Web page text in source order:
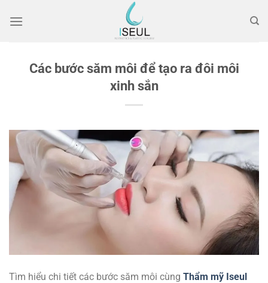
đến
Các bước săm môi để tạo ra đôi môi
xinh sắn
Tìm hiểu chi tiết các bước săm môi cùng Thẩm mỹ Iseul